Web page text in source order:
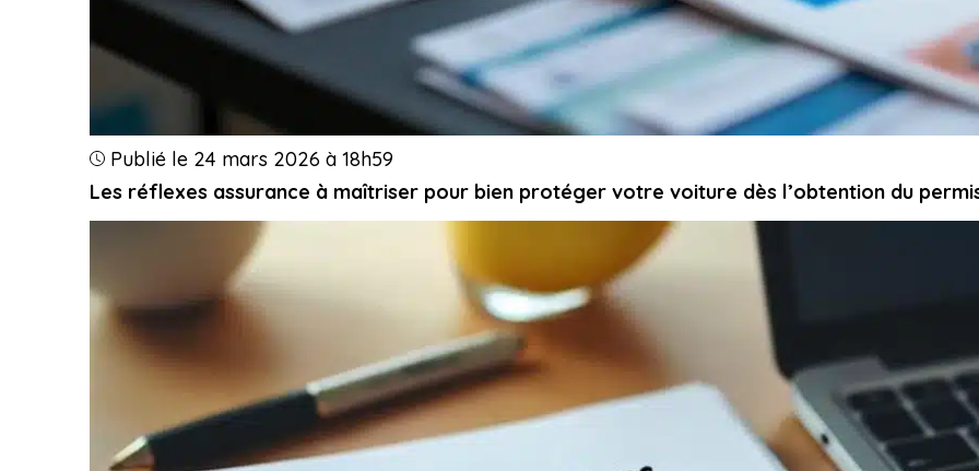
Les réflexes assurance à maîtriser pour bien protéger votre voiture dès l’obtention du
Publié le 24 mars 2026 à 18h59